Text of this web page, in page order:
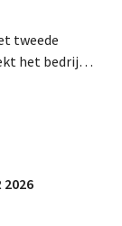
tweede
het bedrijf
2026